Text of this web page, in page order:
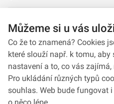
Můžeme si u vás
Co že to znamená? Cookies
které slouží např. k tomu,
nastavení a to, co vás
Pro ukládání různých typů
souhlas. Web bude fungovat